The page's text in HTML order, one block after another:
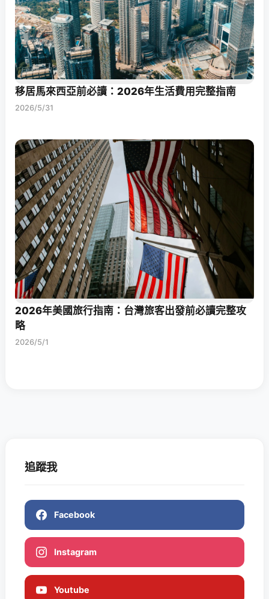
移居馬來西亞前必讀：2026年生活費用完整指南
2026/5/31
2026年美國旅行指南：台灣旅客出發前必讀完整攻
略
2026/5/1
追蹤我
Facebook
Instagram
Youtube